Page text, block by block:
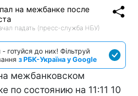
падать (пресс-служба НБУ)
готуйся до них! Фільтруй
з РБК-Україна у Google
межбанковском
по состоянию на 11:11 10